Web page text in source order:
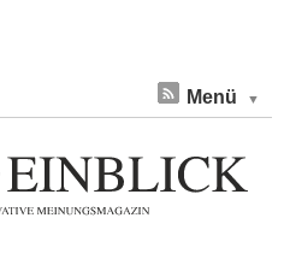
Menü